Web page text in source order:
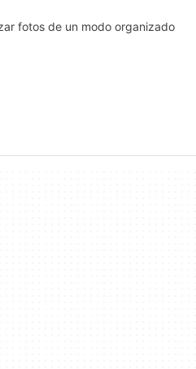
fotos de un modo organizado